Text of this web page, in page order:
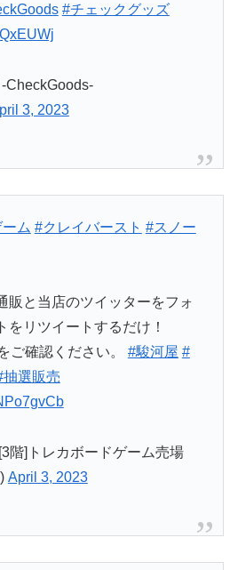
#チェックグッズ
3, 2023
ム #クレイバースト #スノー
販と当店のツイッターをフォ
をリツイートするだけ！
ご確認ください。 #駿河屋 #
抽選販売
階]トレカボードゲーム売場
April 3, 2023